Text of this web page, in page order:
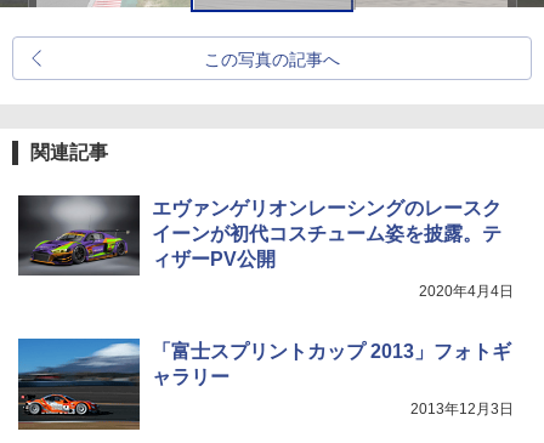
この写真の記事へ
関連記事
エヴァンゲリオンレーシングのレースク
イーンが初代コスチューム姿を披露。テ
ィザーPV公開
2020年4月4日
「富士スプリントカップ 2013」フォトギ
ャラリー
2013年12月3日